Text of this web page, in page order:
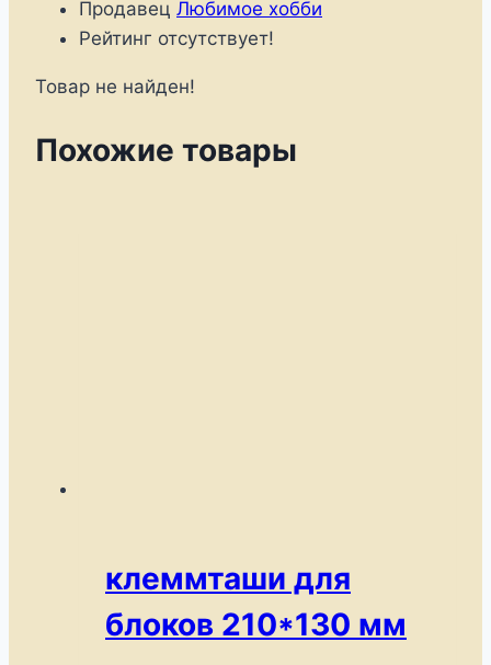
Продавец Любимое хобби
Рейтинг отсутствует!
Товар не найден!
Похожие товары
клеммташи для
блоков 210*130 мм